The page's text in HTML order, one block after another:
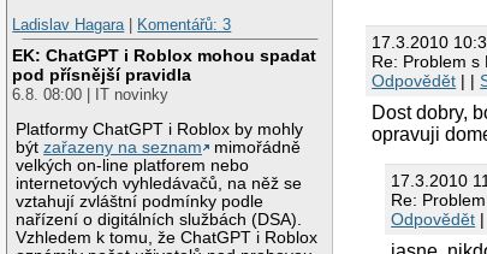
Ladislav Hagara
Komentářů: 3
EK: ChatGPT i Roblox mohou spadat
pod přísnější pravidla
6.8. 08:00 | IT novinky
Platformy ChatGPT i Roblox by mohly
býtzařazeny na seznam
mimořádně
velkých on-line platforem nebo
internetových vyhledávačů, na něž se
vztahují zvláštní podmínky podle
nařízení o digitálních službách (DSA).
Vzhledem k tomu, že ChatGPT i Roblox
17.3.2010
Re: Problem s
Odpovědět | |
Dost dobry,
opravuji
17.3.2010
Re:
Odpovědět